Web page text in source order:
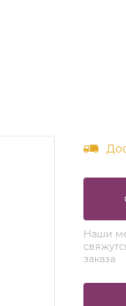
Наши
заказа